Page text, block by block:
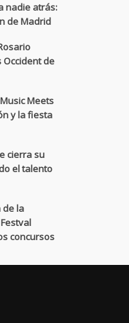
nadie atrás:
de Madrid
Occident de
Meets
y la fiesta
cierra su
el talento
de la
concursos